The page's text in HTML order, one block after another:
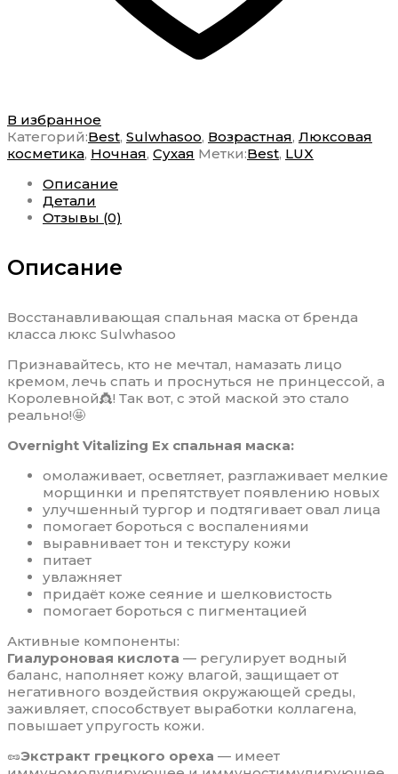
В избранное
Категорий:Best, Sulwhasoo, Возрастная, Люксовая
косметика, Ночная, Сухая Метки:Best, LUX
Описание
Детали
Отзывы (0)
Описание
Восстанавливающая спальная маска от бренда
класса люкс Sulwhasoo
Признавайтесь, кто не мечтал, намазать лицо
кремом, лечь спать и проснуться не принцессой, а
Королевной👸! Так вот, с этой маской это стало
реально!🤩
Overnight Vitalizing Ex спальная маска:
омолаживает, осветляет, разглаживает мелкие
морщинки и препятствует появлению новых
улучшенный тургор и подтягивает овал лица
помогает бороться с воспалениями
выравнивает тон и текстуру кожи
питает
увлажняет
придаёт коже сеяние и шелковистость
помогает бороться с пигментацией
Активные компоненты:
Гиалуроновая кислота — регулирует водный
баланс, наполняет кожу влагой, защищает от
негативного воздействия окружающей среды,
заживляет, способствует выработки коллагена,
повышает упругость кожи.
🥜Экстракт грецкого ореха — имеет